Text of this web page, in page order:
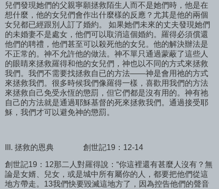
兒們發現她們的父親寧願拯救陌生人而不是她們時，他是在
想什麼，他的女兒們會作出什麼樣的反應？尤其是他的兩個
女兒都已經跟別人訂了婚約。 如果她們未來的丈夫發現她們
的未婚妻不是處女，他們可以取消這個婚約。羅得必須償還
他們的聘禮，他們甚至可以殺死他的女兒。他的解決辦法是
不正常的。神不允許他的做法。神不單只通過蒙蔽了這些人
的眼睛來拯救羅得和他的女兒們，神也以不同的方式來拯救
我們。我們不需要找拯救自已的方法——神是會用祂的方式
來拯救我們。很多時候我們像羅得一樣，喜歡用我們的方法
來拯救自己免受永恆的懲罰，但它們都是沒有用的。神有祂
自己的方法就是通過耶穌基督的死來拯救我們。通過接受耶
穌，我們才可以避免神的懲罰。
III. 拯救的恩典 創世記19：12-14
創世記19：12那二人對羅得說：“你這裡還有甚麼人沒有？無
論是女婿、兒女，或是城中所有屬你的人，都要把他們從這
地方帶走。13我們快要毀滅這地方了，因為控告他們的聲音